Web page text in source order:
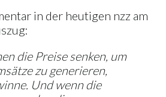
in der heutigen nzz am
die Preise senken, um
zu generieren,
Und wenn die